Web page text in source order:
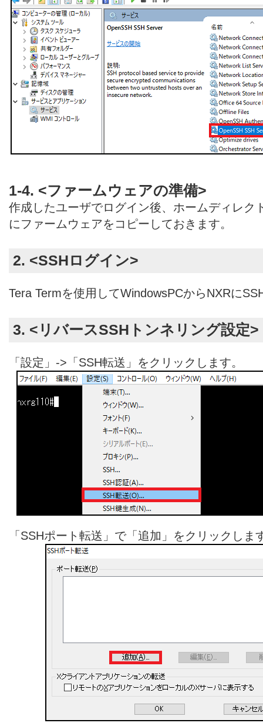
1-4. <ファームウェアの準備>
作成したユーザでログイン後、ホームディレク
にファームウェアをコピーしておきます。
2. <SSHログイン>
Tera Termを使用してWindowsPCからNXRに
3. <リバースSSHトンネリング設定>
「設定」->「SSH転送」をクリックします。
「SSHポート転送」で「追加」をクリックしま